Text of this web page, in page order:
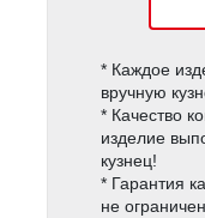
* Каждое
вручную
* Качество
изделие
кузнец!
* Гарантия
не